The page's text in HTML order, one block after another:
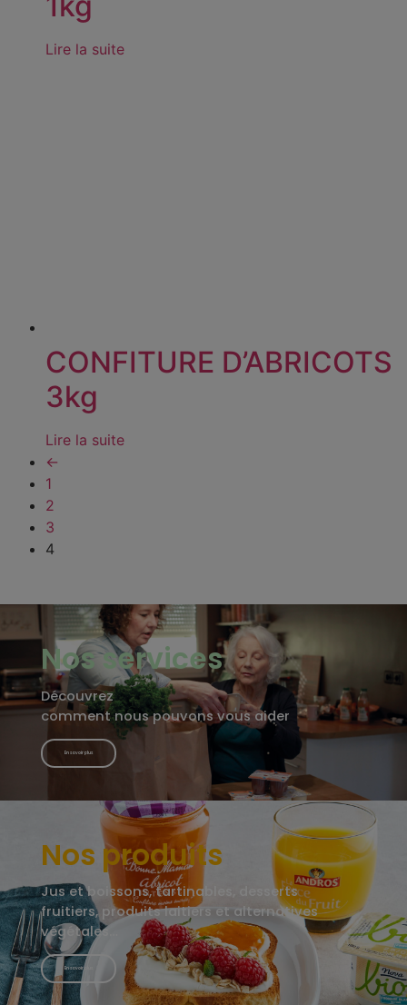
Lire la suite
CONFITURE D’ABRICOTS
3kg
Lire la suite
←
1
2
3
4
Nos services
Découvrez
comment nous pouvons vous aider
En savoir plus
Nos produits
Jus et boissons, tartinables, desserts
fruitiers, produits laitiers et alternatives
végétales…
En savoir plus